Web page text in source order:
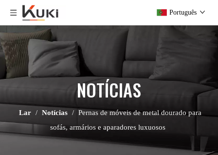
Português
NOTÍCIAS
Lar / Notícias / Pernas de móveis de metal dourado para
sofás, armários e aparadores luxuosos